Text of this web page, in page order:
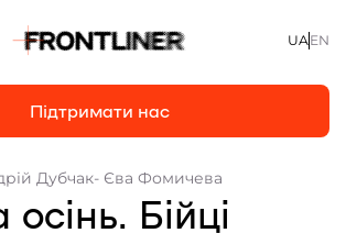
UAEN
Підтримати нас
Дубчак- Єва Фомичева
Бійці